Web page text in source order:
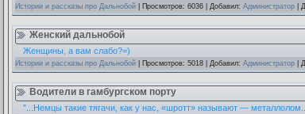
Истории и рассказы про Дальнобой | Просмотров: 6036 | Добавил: Администратор |
Женский дальнобой
Женщины, а вам слабо?=)
Истории и рассказы про Дальнобой | Просмотров: 5018 | Добавил: Администратор |
Водители в гамбургском порту
"...Немцы такие тягачи, как у нас, «шротт» называют —